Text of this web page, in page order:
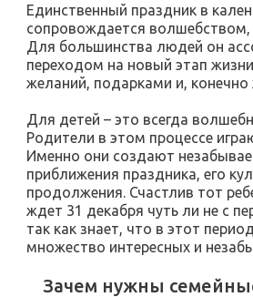
Единственный праздник в
сопровождается волшебством,
Для большинства людей он
переходом на новый этап
желаний, подарками и, конечно
Для детей – это всегда
Родители в этом процессе
Именно они создают
приближения праздника, его
продолжения. Счастлив тот
ждет 31 декабря чуть ли не с
так как знает, что в этот
множество интересных и
Зачем нужны